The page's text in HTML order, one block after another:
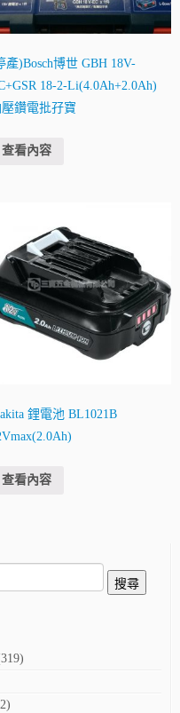
產)Bosch博世 GBH 18V-
18-2-Li(4.0Ah+2.0Ah)
鑽電批孖寶
查看內容
鋰電池 BL1021B
查看內容
搜尋